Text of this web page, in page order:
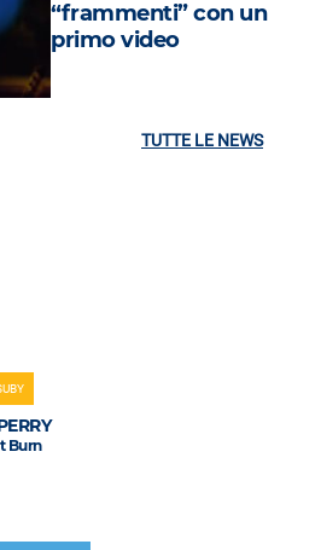
“frammenti” con un
primo video
TUTTE LE NEWS
Burn